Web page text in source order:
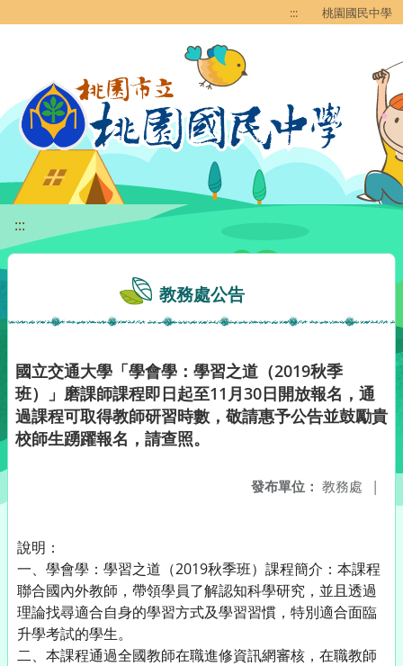
::: 桃園國民中學
:::
教務處公告
國立交通大學「學會學：學習之道（2019秋季
班）」磨課師課程即日起至11月30日開放報名，通
過課程可取得教師研習時數，敬請惠予公告並鼓勵貴
校師生踴躍報名，請查照。
發布單位： 教務處 |
說明：
一、學會學：學習之道（2019秋季班）課程簡介：本課程
聯合國內外教師，帶領學員了解認知科學研究，並且透過
理論找尋適合自身的學習方式及學習習慣，特別適合面臨
升學考試的學生。
二、本課程通過全國教師在職進修資訊網審核，在職教師